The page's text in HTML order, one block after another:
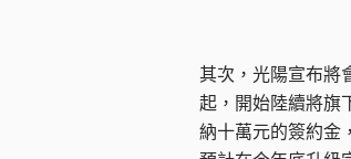
其次，光陽宣布將
起，開始陸續將旗
納十萬元的簽約金